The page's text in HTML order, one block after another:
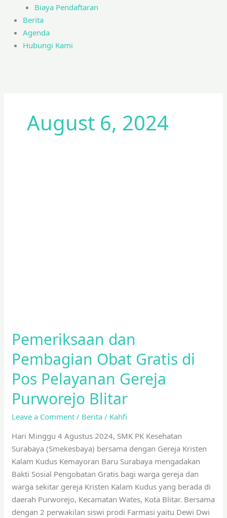
Biaya Pendaftaran
Berita
Agenda
Hubungi Kami
August 6, 2024
Pemeriksaan dan
Pembagian Obat Gratis di
Pos Pelayanan Gereja
Purworejo Blitar
Leave a Comment / Berita / Kahfi
Hari Minggu 4 Agustus 2024, SMK PK Kesehatan
Surabaya (Smekesbaya) bersama dengan Gereja Kristen
Kalam Kudus Kemayoran Baru Surabaya mengadakan
Bakti Sosial Pengobatan Gratis bagi warga gereja dan
warga sekitar gereja Kristen Kalam Kudus yang berada di
daerah Purworejo, Kecamatan Wates, Kota Blitar. Bersama
dengan 2 perwakilan siswi prodi Farmasi yaitu Dewi Dwi